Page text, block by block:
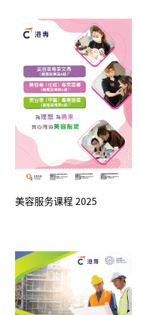
美容服务课程 2025